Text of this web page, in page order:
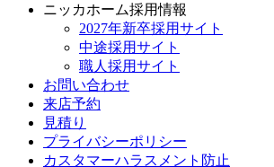
ニッカホーム採用情報
2027年新卒採用サイト
中途採用サイト
職人採用サイト
お問い合わせ
来店予約
見積り
プライバシーポリシー
カスタマーハラスメント防止